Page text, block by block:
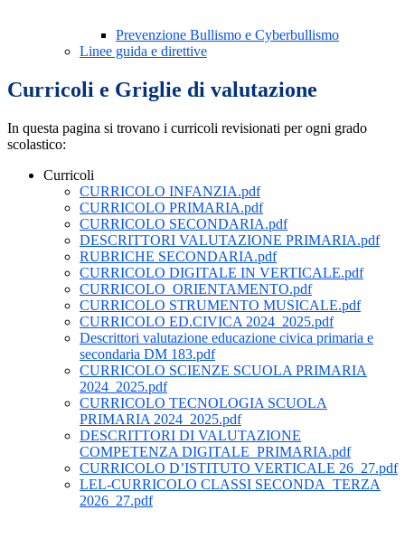
Prevenzione Bullismo e Cyberbullismo
Linee guida e direttive
Curricoli e Griglie di valutazione
In questa pagina si trovano i curricoli revisionati per ogni grado
scolastico:
Curricoli
CURRICOLO INFANZIA.pdf
CURRICOLO PRIMARIA.pdf
CURRICOLO SECONDARIA.pdf
DESCRITTORI VALUTAZIONE PRIMARIA.pdf
RUBRICHE SECONDARIA.pdf
CURRICOLO DIGITALE IN VERTICALE.pdf
CURRICOLO_ORIENTAMENTO.pdf
CURRICOLO STRUMENTO MUSICALE.pdf
CURRICOLO ED.CIVICA 2024_2025.pdf
Descrittori valutazione educazione civica primaria e
secondaria DM 183.pdf
CURRICOLO SCIENZE SCUOLA PRIMARIA
2024_2025.pdf
CURRICOLO TECNOLOGIA SCUOLA
PRIMARIA 2024_2025.pdf
DESCRITTORI DI VALUTAZIONE
COMPETENZA DIGITALE_PRIMARIA.pdf
CURRICOLO D’ISTITUTO VERTICALE 26_27.pdf
LEL-CURRICOLO CLASSI SECONDA_TERZA
2026_27.pdf